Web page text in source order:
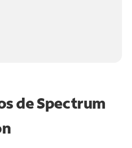
de Spectrum